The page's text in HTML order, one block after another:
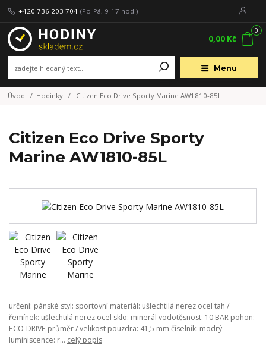
Menu
+420 736 203 704 (Po-Pá, 9-17 hod.)
0
0,00 Kč
Úvod Hodinky Citizen Eco Drive Sporty Marine AW1810-85L
Citizen Eco Drive Sporty
Marine AW1810-85L
určení: pánské styl: sportovní materiál: ušlechtilá nerez ocel tah /
řemínek: ušlechtilá nerez ocel sklo: minerál vodotěsnost: 10 BAR pohon:
ECO-DRIVE průměr / velikost pouzdra: 41,5 mm číselník: modrý
luminiscence: r... celý popis